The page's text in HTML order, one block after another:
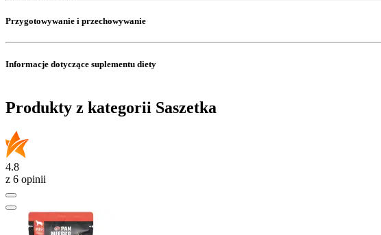
Przygotowywanie i przechowywanie
Informacje dotyczące suplementu diety
Produkty z kategorii Saszetka
4.8
z 6 opinii